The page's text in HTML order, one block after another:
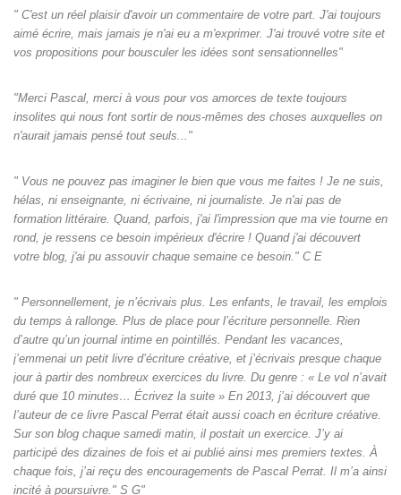
" C'est un réel plaisir d'avoir un commentaire de votre part. J'ai toujours
aimé écrire, mais jamais je n'ai eu a m'exprimer. J'ai trouvé votre site et
vos propositions pour bousculer les idées sont sensationnelles"
"Merci Pascal, merci à vous pour vos amorces de texte toujours
insolites qui nous font sortir de nous-mêmes des choses auxquelles on
n'aurait jamais pensé tout seuls‌..."
" Vous ne pouvez pas imaginer le bien que vous me faites ! Je ne suis,
hélas, ni enseignante, ni écrivaine, ni journaliste. Je n'ai pas de
formation littéraire. Quand, parfois, j'ai l'impression que ma vie tourne en
rond, je ressens ce besoin impérieux d'écrire ! Quand j'ai découvert
votre blog, j'ai pu assouvir chaque semaine ce besoin." C E
" Personnellement, je n’écrivais plus. Les enfants, le travail, les emplois
du temps à rallonge. Plus de place pour l’écriture personnelle. Rien
d’autre qu’un journal intime en pointillés. Pendant les vacances,
j’emmenai un petit livre d’écriture créative, et j’écrivais presque chaque
jour à partir des nombreux exercices du livre. Du genre : « Le vol n’avait
duré que 10 minutes… Écrivez la suite » En 2013, j’ai découvert que
l’auteur de ce livre Pascal Perrat était aussi coach en écriture créative.
Sur son blog chaque samedi matin, il postait un exercice. J’y ai
participé des dizaines de fois et ai publié ainsi mes premiers textes. À
chaque fois, j’ai reçu des encouragements de Pascal Perrat. Il m’a ainsi
incité à poursuivre." S G"